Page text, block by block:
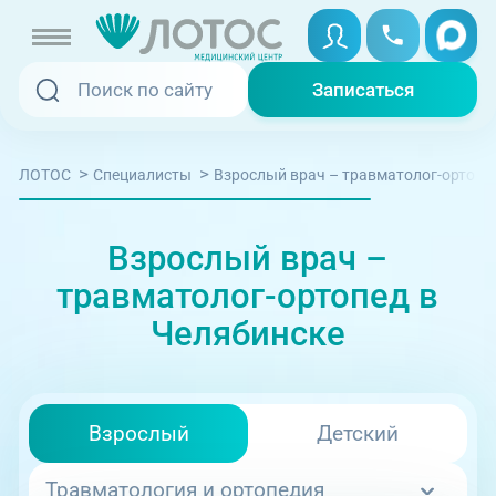
Записаться
Записаться
Услуги и цены
Специалисты
Акции
Адреса клиник
Записаться онлайн
Вызвать скорую
Медицина на дому
+7 (351) 220-00-03
ЛОТОС > Специалисты > Взрослый врач – травматолог-
Взрослый врач –
травматолог-ортопед в
Челябинске
Взрослый Детский
Травматология и ортопедия
Cписок Карта
ул. Труда, 183А
09:00-18:00